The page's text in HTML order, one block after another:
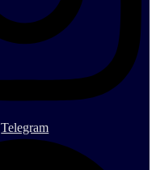
Telegram